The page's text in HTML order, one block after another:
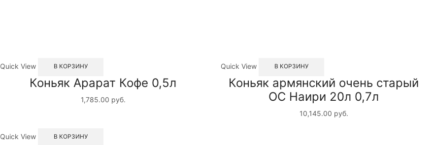
Quick View В КОРЗИНУ
Коньяк Арарат Кофе 0,5л
1,785.00 руб.
Quick View В КОРЗИНУ
Коньяк армянский очень старый
ОС Наири 20л 0,7л
10,145.00 руб.
Quick View В КОРЗИНУ